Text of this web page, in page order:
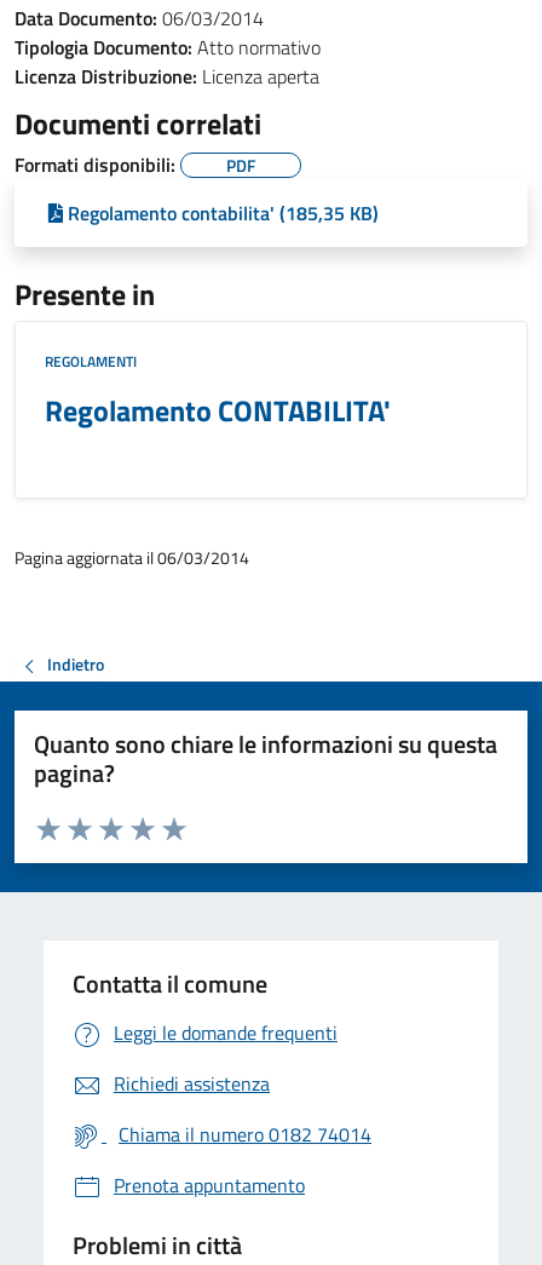
Data Documento: 06/03/2014
Tipologia Documento: Atto normativo
Licenza Distribuzione: Licenza aperta
Documenti correlati
Formati disponibili: PDF
Regolamento contabilita' (185,35 KB)
Presente in
REGOLAMENTI
Regolamento CONTABILITA'
Pagina aggiornata il 06/03/2014
Indietro
Quanto sono chiare le informazioni su questa
pagina?
Valuta da 1 a 5 stelle la pagina
Valuta 5 stelle su 5
Valuta 4 stelle su 5
Valuta 3 stelle su 5
Valuta 2 stelle su 5
Valuta 1 stelle su 5
Contatta il comune
Leggi le domande frequenti
Richiedi assistenza
Chiama il numero 0182 74014
Prenota appuntamento
Problemi in città